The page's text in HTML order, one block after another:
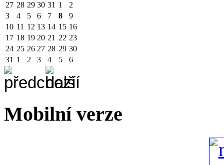
27 28 29 30 31 1
2
3
4 5 6 7 8
9
10 11 12 13 14 15 16
17 18 19 20 21 22 23
24 25 26 27 28 29 30
31 1 2 3 4 5 6
Mobilní verze